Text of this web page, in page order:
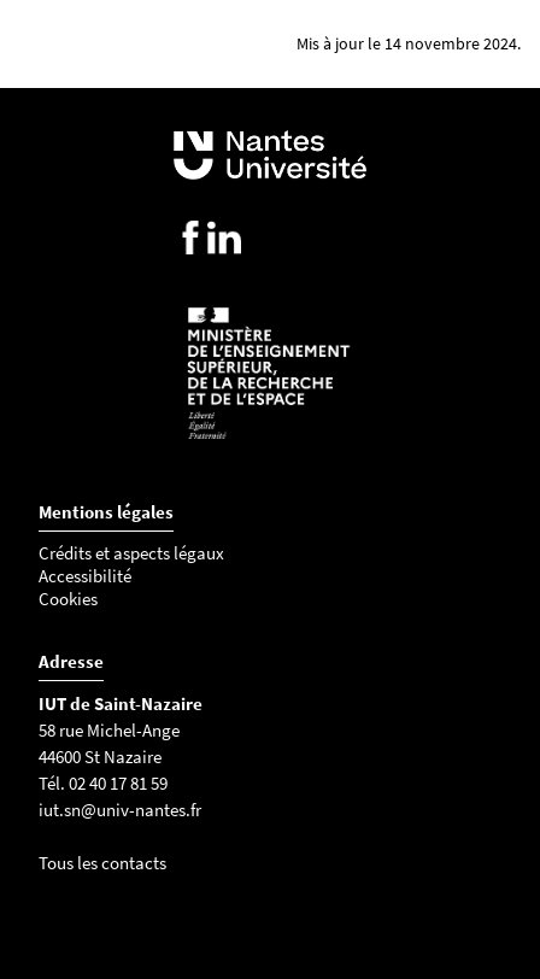
Mis à jour le 14 novembre 2024.
Mentions légales
Crédits et aspects légaux
Accessibilité
Cookies
Adresse
IUT de Saint-Nazaire
58 rue Michel-Ange
44600 St Nazaire
Tél. 02 40 17 81 59
iut.sn@univ-nantes.fr
Tous les contacts